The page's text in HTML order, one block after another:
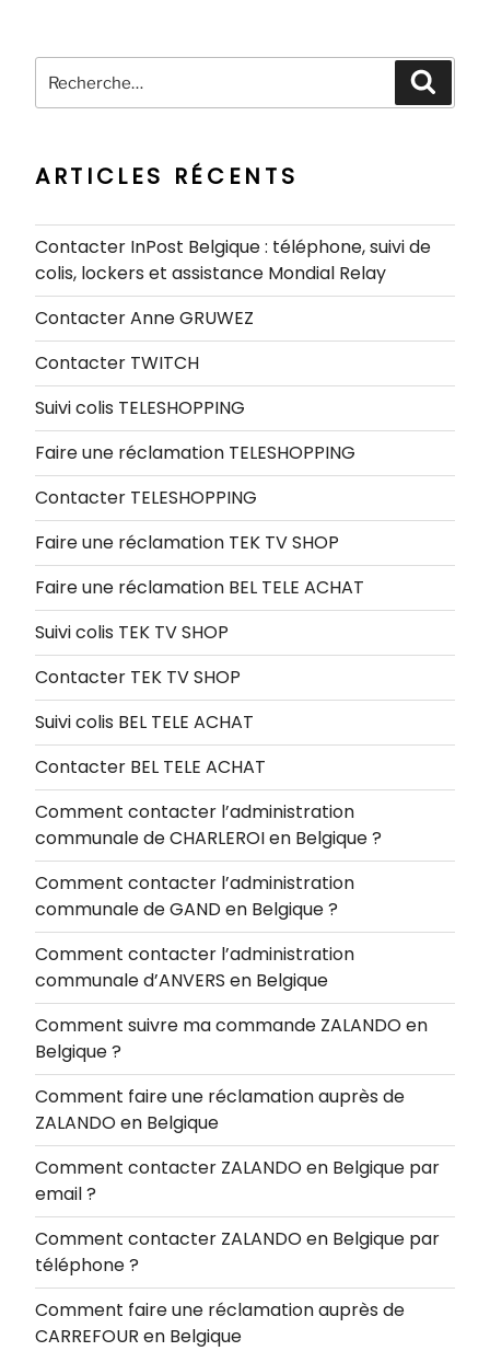
pour
ARTICLES RÉCENTS
Contacter InPost Belgique : téléphone, suivi de
colis, lockers et assistance Mondial Relay
Contacter Anne GRUWEZ
Contacter TWITCH
Suivi colis TELESHOPPING
Faire une réclamation TELESHOPPING
Contacter TELESHOPPING
Faire une réclamation TEK TV SHOP
Faire une réclamation BEL TELE ACHAT
Suivi colis TEK TV SHOP
Contacter TEK TV SHOP
Suivi colis BEL TELE ACHAT
Contacter BEL TELE ACHAT
Comment contacter l’administration
communale de CHARLEROI en Belgique ?
Comment contacter l’administration
communale de GAND en Belgique ?
Comment contacter l’administration
communale d’ANVERS en Belgique
Comment suivre ma commande ZALANDO en
Belgique ?
Comment faire une réclamation auprès de
ZALANDO en Belgique
Comment contacter ZALANDO en Belgique par
email ?
Comment contacter ZALANDO en Belgique par
téléphone ?
Comment faire une réclamation auprès de
CARREFOUR en Belgique